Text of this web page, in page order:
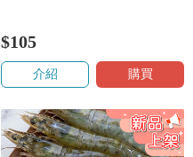
$105
介紹 購買